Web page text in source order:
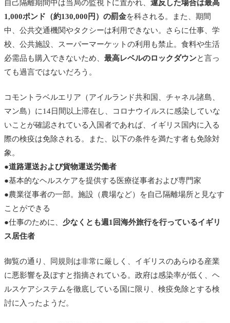
自己隔離期間中は当局の監視下に置かれ、 違反した場合は最高
1,000ポンド（約130,000円）の罰金を科される。また、期間
中、公共交通機関やタクシーは利用できない。さらに仕事、学
校、公共施設、スーパーマーケットの利用も禁止。食料や生活
必需品も購入できないため、 最高レベルのロックダウンと言っ
ても過言ではないだろう。
コモントラベルエリア（アイルランド共和国、チャネル諸島、
マン島）に14日間以上滞在し、コロナウイルスに感染していな
いことが確認されている入国者であれば、イギリス国内に入る
際の検疫は免除される。また、以下の条件を満たす者も免除対
象。
●道路運送および貨物運送労働者
●基本的なヘルスケアを提供する医療従事者および専門家
●農業従事者の一部。施設（農場など）を自己隔離場所と見なす
ことができる
●仕事のために、 少なくとも週1回海外旅行を行っているイギリ
ス居住者
御覧の通り、同規則は非常に厳しく、イギリスのあらゆる産業
に悪影響を及ぼすと指摘されている。政府は感染率が低く、ヘ
ルスケアシステムを徹底している国に限り、検疫免除とする検
討に入ったようだ。